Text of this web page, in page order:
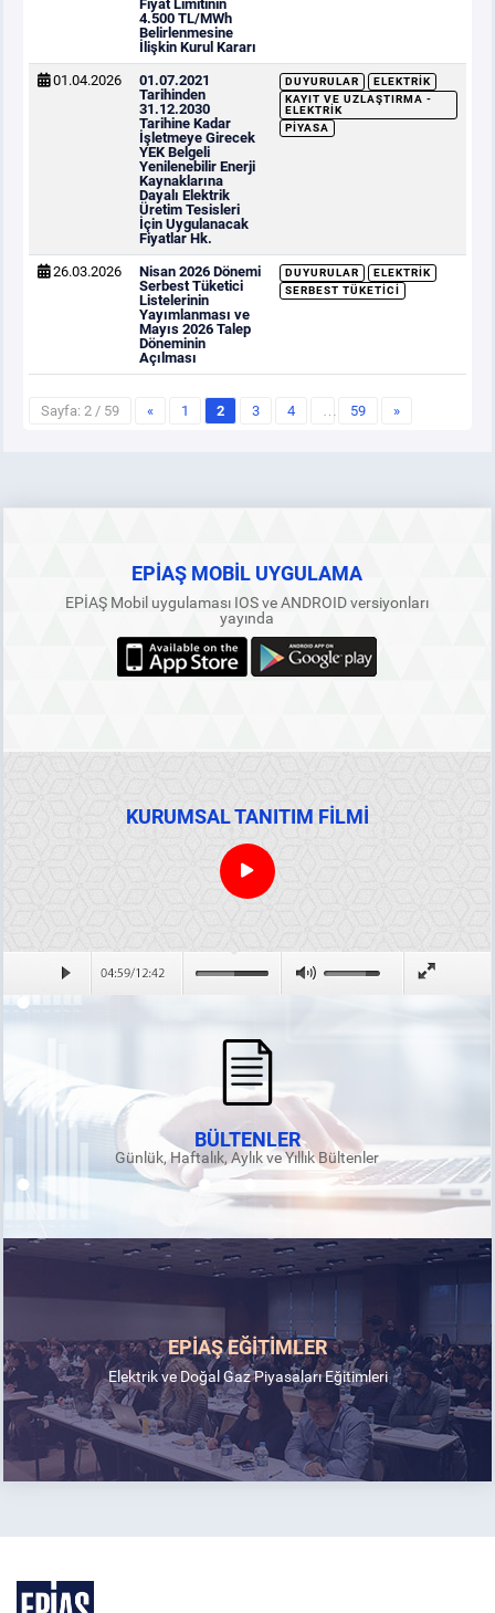
Fiyat Limitinin
4.500 TL/MWh
Belirlenmesine
İlişkin Kurul Kararı
01.04.2026
01.07.2021
Tarihinden
31.12.2030
Tarihine Kadar
İşletmeye Girecek
YEK Belgeli
Yenilenebilir Enerji
Kaynaklarına
Dayalı Elektrik
Üretim Tesisleri
İçin Uygulanacak
Fiyatlar Hk.
DUYURULAR
ELEKTRIK
KAYIT VE UZLAŞTIRMA -
ELEKTRIK
PIYASA
26.03.2026
Nisan 2026 Dönemi
Serbest Tüketici
Listelerinin
Yayımlanması ve
Mayıs 2026 Talep
Döneminin
Açılması
DUYURULAR
ELEKTRIK
SERBEST TÜKETICI
Sayfa: 2 / 59 « 1 2 3 4 … 59 »
EPİAŞ MOBİL UYGULAMA
EPİAŞ Mobil uygulaması IOS ve ANDROID versiyonları
yayında
KURUMSAL TANITIM FİLMİ
BÜLTENLER
Günlük, Haftalık, Aylık ve Yıllık Bültenler
EPİAŞ EĞİTİMLER
Elektrik ve Doğal Gaz Piyasaları Eğitimleri